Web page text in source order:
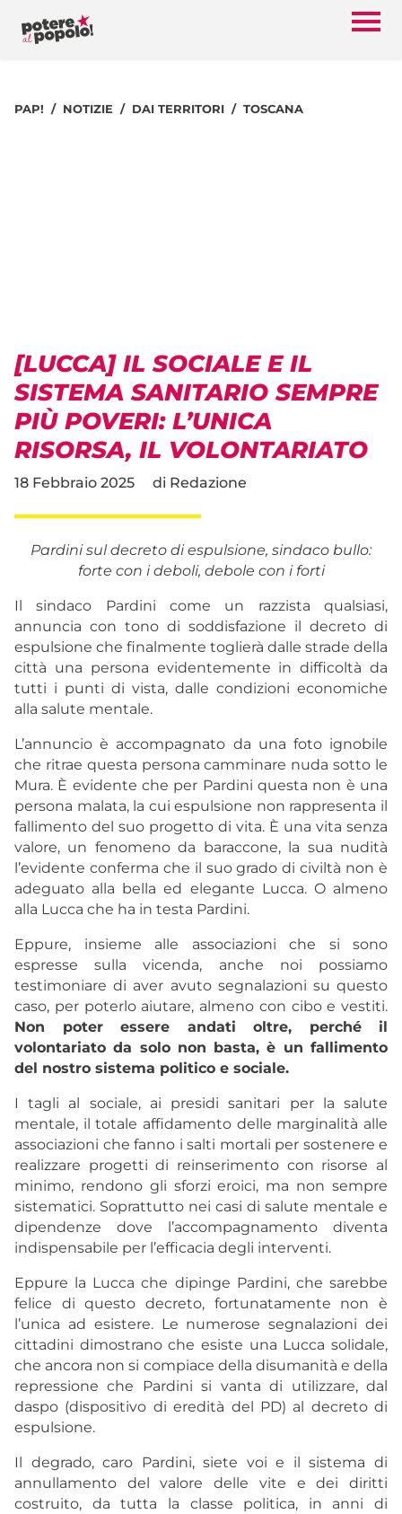
PAP! NOTIZIE DAI TERRITORI TOSCANA
[LUCCA] IL SOCIALE E IL
SISTEMA SANITARIO SEMPRE
PIÙ POVERI: L’UNICA
RISORSA, IL VOLONTARIATO
18 Febbraio 2025 di Redazione
Pardini sul decreto di espulsione, sindaco bullo:
forte con i deboli, debole con i forti
Il sindaco Pardini come un razzista qualsiasi,
annuncia con tono di soddisfazione il decreto di
espulsione che finalmente toglierà dalle strade della
città una persona evidentemente in difficoltà da
tutti i punti di vista, dalle condizioni economiche
alla salute mentale.
L’annuncio è accompagnato da una foto ignobile
che ritrae questa persona camminare nuda sotto le
Mura. È evidente che per Pardini questa non è una
persona malata, la cui espulsione non rappresenta il
fallimento del suo progetto di vita. È una vita senza
valore, un fenomeno da baraccone, la sua nudità
l’evidente conferma che il suo grado di civiltà non è
adeguato alla bella ed elegante Lucca. O almeno
alla Lucca che ha in testa Pardini.
Eppure, insieme alle associazioni che si sono
espresse sulla vicenda, anche noi possiamo
testimoniare di aver avuto segnalazioni su questo
caso, per poterlo aiutare, almeno con cibo e vestiti.
Non poter essere andati oltre, perché il
volontariato da solo non basta, è un fallimento
del nostro sistema politico e sociale.
I tagli al sociale, ai presidi sanitari per la salute
mentale, il totale affidamento delle marginalità alle
associazioni che fanno i salti mortali per sostenere e
realizzare progetti di reinserimento con risorse al
minimo, rendono gli sforzi eroici, ma non sempre
sistematici. Soprattutto nei casi di salute mentale e
dipendenze dove l’accompagnamento diventa
indispensabile per l’efficacia degli interventi.
Eppure la Lucca che dipinge Pardini, che sarebbe
felice di questo decreto, fortunatamente non è
l’unica ad esistere. Le numerose segnalazioni dei
cittadini dimostrano che esiste una Lucca solidale,
che ancora non si compiace della disumanità e della
repressione che Pardini si vanta di utilizzare, dal
daspo (dispositivo di eredità del PD) al decreto di
espulsione.
Il degrado, caro Pardini, siete voi e il sistema di
annullamento del valore delle vite e dei diritti
costruito, da tutta la classe politica, in anni di